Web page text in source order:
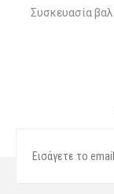
Συσκευασία